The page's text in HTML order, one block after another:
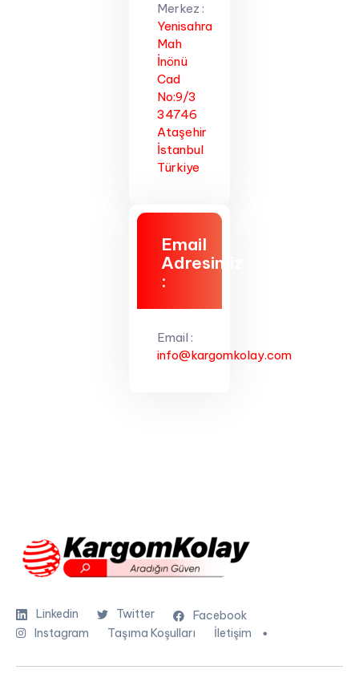
Merkez :
Yenisahra
Mah
İnönü
Cad
No:9/3
34746
Ataşehir
İstanbul
Türkiye
Email
Adresimiz
:
Email :
info@kargomkolay.com
Linkedin Twitter
Facebook
Instagram
Taşıma Koşulları İletişim